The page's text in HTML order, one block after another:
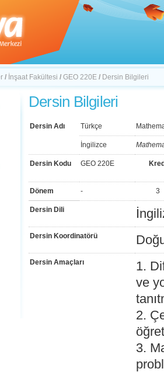
/ İnşaat Fakültesi / GEO 220E / Dersin Bilgileri
Dersin Bilgileri
Dersin Adı Türkçe
İngilizce
Dersin Kodu GEO 220E
Dönem - 3
Dersin Dili
Dersin Koordinatörü
Dersin Amaçları
1.
ve
2.
3.